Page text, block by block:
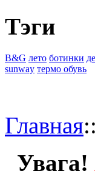
Тэги
B&G лето ботинки
sunway термо обувь
Главная::
Увага!